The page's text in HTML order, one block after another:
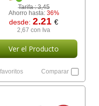
Tarifa :3,45
Ahorro hasta: 36%
desde:2.21€
2,67 con Iva
Ver el Producto
favoritos Comparar